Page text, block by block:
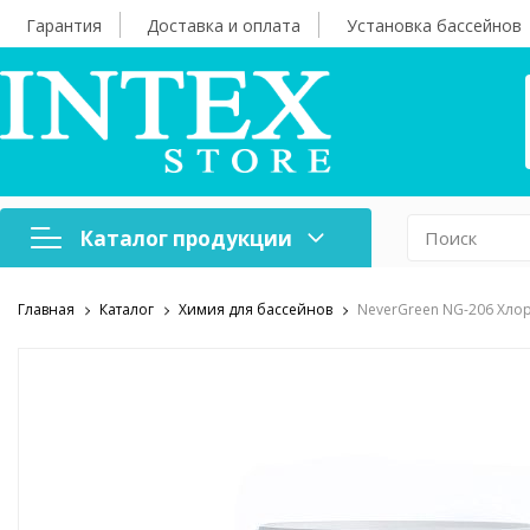
Гарантия Доставка и оплата Установка бассейнов
Каталог продукции
Надувная мебель
Главная Каталог Химия для бассейнов NeverGreen NG-206